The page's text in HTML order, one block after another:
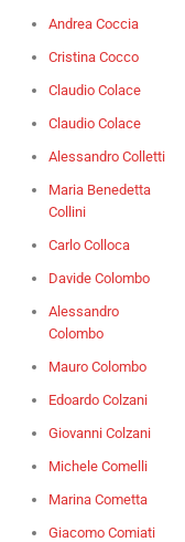
Andrea Coccia
Cristina Cocco
Claudio Colace
Claudio Colace
Alessandro Colletti
Maria Benedetta
Collini
Carlo Colloca
Davide Colombo
Alessandro
Colombo
Mauro Colombo
Edoardo Colzani
Giovanni Colzani
Michele Comelli
Marina Cometta
Giacomo Comiati